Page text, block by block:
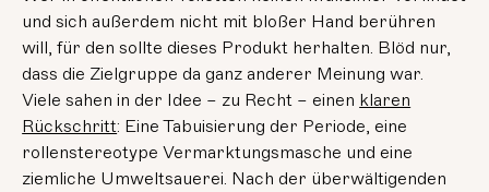
und sich außerdem nicht mit bloßer Hand berühren
will, für den sollte dieses Produkt herhalten. Blöd nur,
dass die Zielgruppe da ganz anderer Meinung war.
Viele sahen in der Idee – zu Recht – einen klaren
Rückschritt: Eine Tabuisierung der Periode, eine
rollenstereotype Vermarktungsmasche und eine
ziemliche Umweltsauerei. Nach der überwältigenden